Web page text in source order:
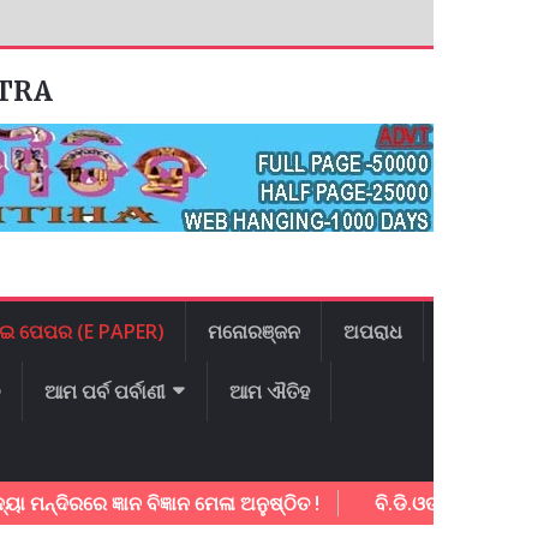
ଇ ପେପର (E PAPER) ମନୋରଞ୍ଜନ ଅପରାଧ
ଆମ ପର୍ବ ପର୍ବାଣୀ ଆମ ଐତିହ
ଜ୍ଞାନ ବିଜ୍ଞାନ ମେଳା ଅନୁଷ୍ଠିତ ! ବି.ଡି.ଓଙ୍କୁ ଭେଟିଲେ ପ୍ରତିନିଧି